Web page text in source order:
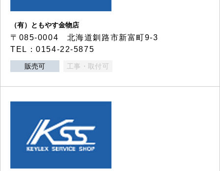
（有）ともやす金物店
〒085-0004 北海道釧路市新富町9-3
TEL：0154-22-5875
販売可 工事・取付可